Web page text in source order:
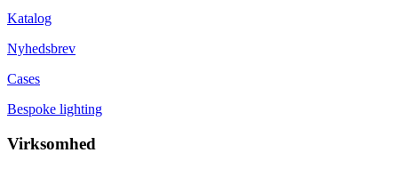
Katalog
Nyhedsbrev
Cases
Bespoke lighting
Virksomhed